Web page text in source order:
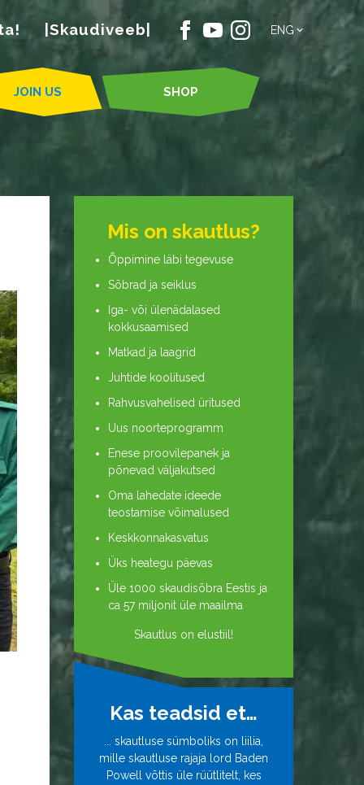
|Skaudiveeb| ENG
JOIN US SHOP
Mis on skautlus?
Õppimine läbi tegevuse
Sõbrad ja seiklus
Iga- või ülenädalased
kokkusaamised
Matkad ja laagrid
Juhtide koolitused
Rahvusvahelised üritused
Uus noorteprogramm
Enese proovilepanek ja
põnevad väljakutsed
Oma lahedate ideede
teostamise võimalused
Keskkonnakasvatus
Üks heategu päevas
Üle 1000 skaudisõbra Eestis ja
ca 57 miljonit üle maailma
Skautlus on elustiil!
Kas teadsid et…
... skautluse sümboliks on liilia,
mille skautluse rajaja lord Baden
Powell võttis üle rüütlitelt, kes